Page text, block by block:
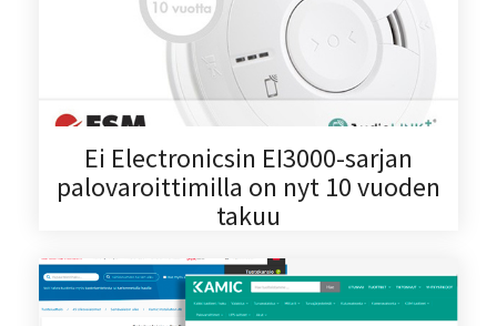
Ei Electronicsin EI3000-sarjan
palovaroittimilla on nyt 10 vuoden
takuu